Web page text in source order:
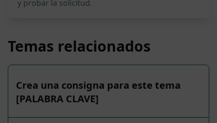
y probar la solicitud.
Temas relacionados
Crea una consigna para este tema
[PALABRA CLAVE]